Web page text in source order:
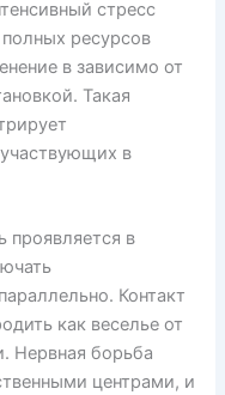
стресс
ресурсов
в зависимо от
Такая
в
проявляется в
Контакт
как веселье от
Нервная борьба
центрами, и